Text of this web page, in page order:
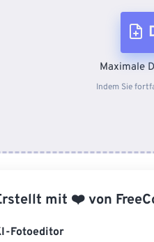
Maximale
Indem Sie
mit ❤️von
Fotoeditor